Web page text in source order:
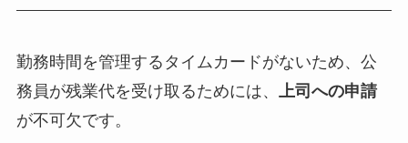
勤務時間を管理するタイムカードがないため、公
務員が残業代を受け取るためには、
上司への申請
が不可欠です。